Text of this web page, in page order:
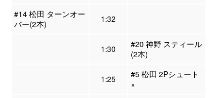
#14 松田 ターンオー
バー(2本)
1:32
1:30
#20 神野 スティール
(2本)
1:25
#5 松田 2Pシュート
×